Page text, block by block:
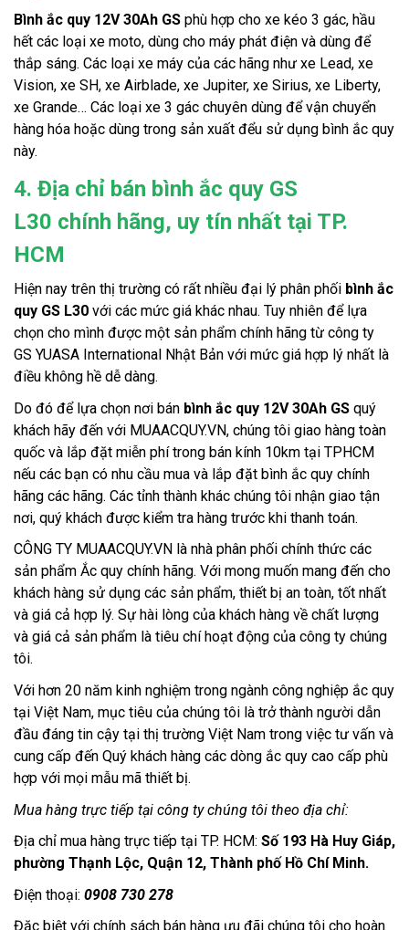
Bình ắc quy 12V 30Ah GS phù hợp cho xe kéo 3 gác, hầu
hết các loại xe moto, dùng cho máy phát điện và dùng để
thắp sáng. Các loại xe máy của các hãng như xe Lead, xe
Vision, xe SH, xe Airblade, xe Jupiter, xe Sirius, xe Liberty,
xe Grande… Các loại xe 3 gác chuyên dùng để vận chuyển
hàng hóa hoặc dùng trong sản xuất đểu sử dụng bình ắc quy
này.
4. Địa chỉ bán bình ắc quy GS
L30 chính hãng, uy tín nhất tại TP.
HCM
Hiện nay trên thị trường có rất nhiều đại lý phân phối bình ắc
quy GS L30 với các mức giá khác nhau. Tuy nhiên để lựa
chọn cho mình được một sản phẩm chính hãng từ công ty
GS YUASA International Nhật Bản với mức giá hợp lý nhất là
điều không hề dễ dàng.
Do đó để lựa chọn nơi bán bình ắc quy 12V 30Ah GS quý
khách hãy đến với MUAACQUY.VN, chúng tôi giao hàng toàn
quốc và lắp đặt miễn phí trong bán kính 10km tại TPHCM
nếu các bạn có nhu cầu mua và lắp đặt bình ắc quy chính
hãng các hãng. Các tỉnh thành khác chúng tôi nhận giao tận
nơi, quý khách được kiểm tra hàng trước khi thanh toán.
CÔNG TY MUAACQUY.VN là nhà phân phối chính thức các
sản phẩm Ắc quy chính hãng. Với mong muốn mang đến cho
khách hàng sử dụng các sản phẩm, thiết bị an toàn, tốt nhất
và giá cả hợp lý. Sự hài lòng của khách hàng về chất lượng
và giá cả sản phẩm là tiêu chí hoạt động của công ty chúng
tôi.
Với hơn 20 năm kinh nghiệm trong ngành công nghiệp ắc quy
tại Việt Nam, mục tiêu của chúng tôi là trở thành người dẫn
đầu đáng tin cậy tại thị trường Việt Nam trong việc tư vấn và
cung cấp đến Quý khách hàng các dòng ắc quy cao cấp phù
hợp với mọi mẫu mã thiết bị.
Mua hàng trực tiếp tại công ty chúng tôi theo địa chỉ:
Địa chỉ mua hàng trực tiếp tại TP. HCM: Số 193 Hà Huy Giáp,
phường Thạnh Lộc, Quận 12, Thành phố Hồ Chí Minh.
Điện thoại: 0908 730 278
Đặc biệt với chính sách bán hàng ưu đãi chúng tôi cho hoàn